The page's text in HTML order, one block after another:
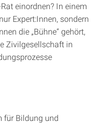
einordnen? In einem
Expert:Innen, sondern
die „Bühne“ gehört,
Zivilgesellschaft in
für Bildung und